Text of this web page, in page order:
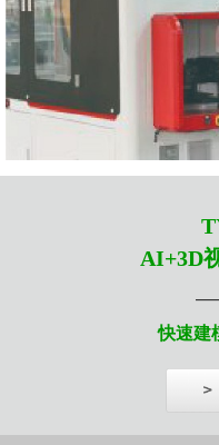
AI+3D
快速建